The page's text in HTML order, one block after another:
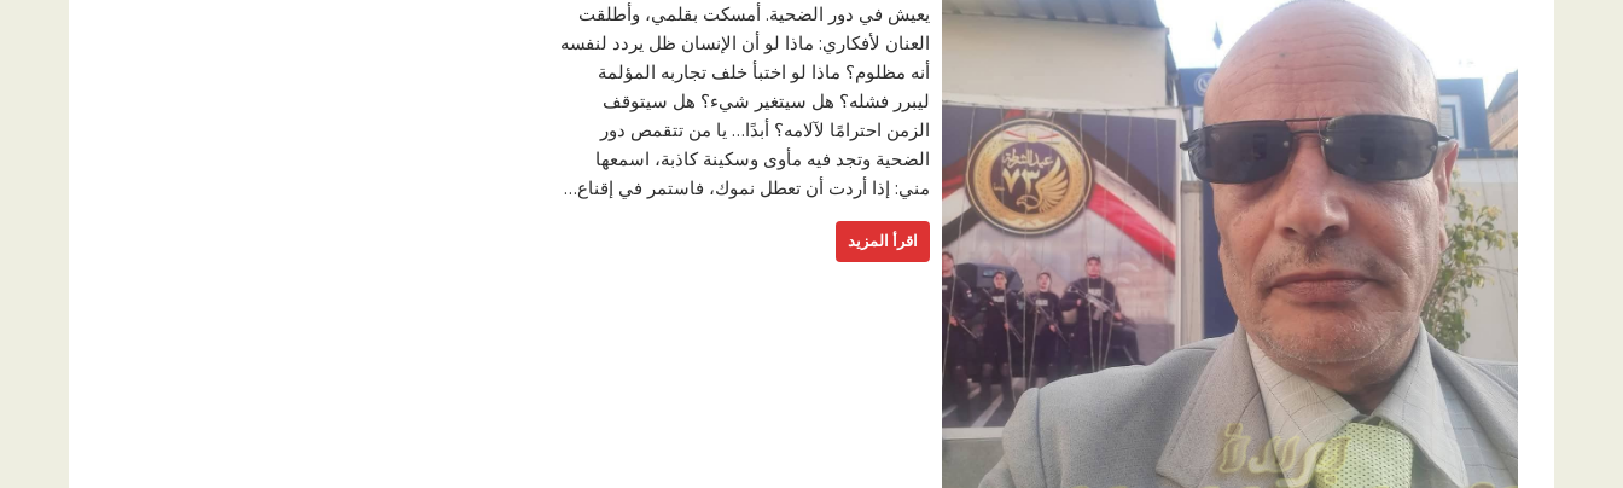
يعيش في دور الضحية. أمسكت بقلمي، وأطلقت
العنان لأفكاري: ماذا لو أن الإنسان ظل يردد لنفسه
أنه مظلوم؟ ماذا لو اختبأ خلف تجاربه المؤلمة
ليبرر فشله؟ هل سيتغير شيء؟ هل سيتوقف
الزمن احترامًا لآلامه؟ أبدًا… يا من تتقمص دور
الضحية وتجد فيه مأوى وسكينة كاذبة، اسمعها
مني: إذا أردت أن تعطل نموك، فاستمر في إقناع…
اقرأ المزيد